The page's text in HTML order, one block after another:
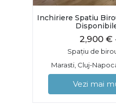
Inchiriere Spatiu
2,900 €
Spațiu de
Marasti, Cluj-
Vezi mai